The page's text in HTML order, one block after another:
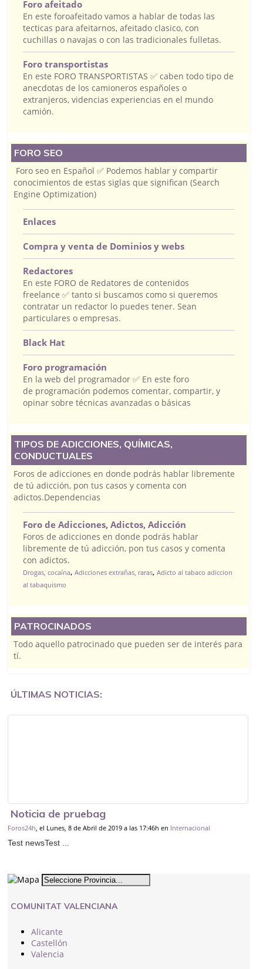
Foro afeitado
En este foroafeitado vamos a hablar de todas las
tecticas para afeitarnos, afeitado clasico, con
cuchillas o navajas o con las tradicionales fulletas.
Foro transportistas
En este FORO TRANSPORTISTAS ✅ caben todo tipo de
anecdotas de los camioneros españoles o
extranjeros, videncias experiencias en el mundo
camión.
FORO SEO
Foro seo en Español ✅ Podemos hablar y compartir
conocimientos de estas siglas que significan (Search
Engine Optimization)
Enlaces
Compra y venta de Dominios y webs
Redactores
En este FORO de Redatores de contenidos
freelance ✅ tanto si buscamos como si queremos
contratar un redactor lo puedes tener. Sean
particulares o empresas.
Black Hat
Foro programación
En la web del programador ✅ En este foro
de programación podemos comentar, compartir, y
opinar sobre técnicas avanzadas o básicas
TIPOS DE ADICCIONES, QUÍMICAS,
CONDUCTUALES
Foros de adicciones en donde podrás hablar libremente
de tú adicción, pon tus casos y comenta con
adictos.Dependencias
Foro de Adicciones, Adictos, Adicción
Foros de adicciones en donde podrás hablar
libremente de tú adicción, pon tus casos y comenta
con adictos.
Drogas, cocaína, Adicciones extrañas, raras, Adicto al tabaco adiccion
al tabaquismo
PATROCINADOS
Todo aquello patrocinado que pueden ser de interés para
tí.
ÚLTIMAS NOTICIAS:
Noticia de pruebag
Foros24h, el Lunes, 8 de Abril de 2019 a las 17:46h en Internacional
Test newsTest ...
COMUNITAT VALENCIANA
Alicante
Castellón
Valencia